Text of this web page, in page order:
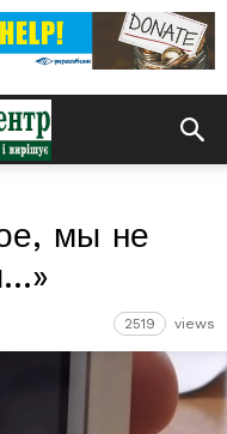
мы не
2519 views